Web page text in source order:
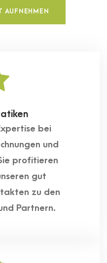
AUFNEHMEN
bei
und
profitieren
gut
zu den
Partnern.